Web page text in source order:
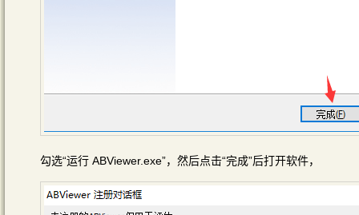
勾选“运行 ABViewer.exe”，然后点击“完成”后打开软件，